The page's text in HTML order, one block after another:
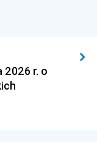
2026 r. o